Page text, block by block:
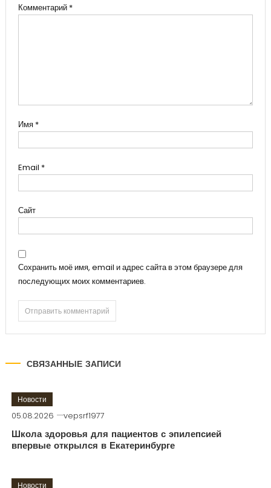
Комментарий *
Имя *
Email *
Сайт
Сохранить моё имя, email и адрес сайта в этом браузере для
последующих моих комментариев.
СВЯЗАННЫЕ ЗАПИСИ
Новости
05.08.2026 vepsrf1977
Школа здоровья для пациентов с эпилепсией
впервые открылся в Екатеринбурге
Новости